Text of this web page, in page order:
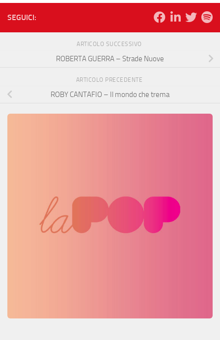
SEGUICI:
ARTICOLO SUCCESSIVO
ROBERTA GUERRA – Strade Nuove
ARTICOLO PRECEDENTE
ROBY CANTAFIO – Il mondo che trema